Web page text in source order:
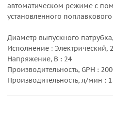
автоматическом режиме с
установленного
Диаметр выпускного
Исполнение : Электрический,
Напряжение, В : 24
Производительность, GPH :
Производительность, л/мин :